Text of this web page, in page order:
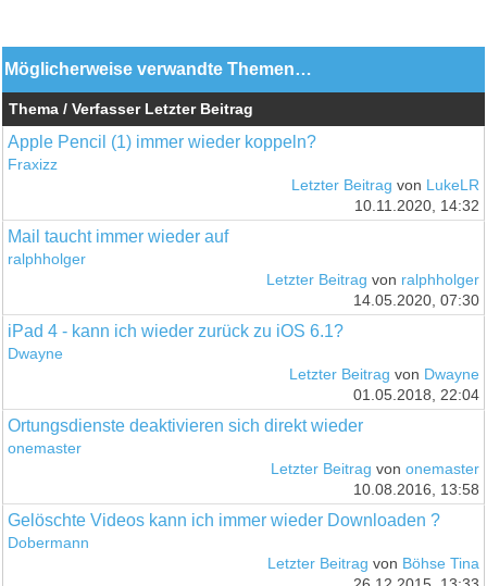
Möglicherweise verwandte Themen…
Thema / Verfasser Letzter Beitrag
Apple Pencil (1) immer wieder koppeln?
Fraxizz
Letzter Beitrag von LukeLR
10.11.2020, 14:32
Mail taucht immer wieder auf
ralphholger
Letzter Beitrag von ralphholger
14.05.2020, 07:30
iPad 4 - kann ich wieder zurück zu iOS 6.1?
Dwayne
Letzter Beitrag von Dwayne
01.05.2018, 22:04
Ortungsdienste deaktivieren sich direkt wieder
onemaster
Letzter Beitrag von onemaster
10.08.2016, 13:58
Gelöschte Videos kann ich immer wieder Downloaden ?
Dobermann
Letzter Beitrag von Böhse Tina